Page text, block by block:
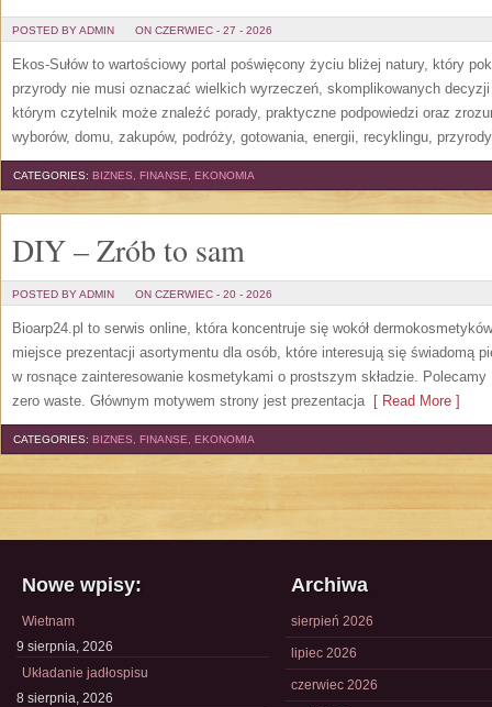
POSTED BY ADMIN ON CZERWIEC - 27 - 2026
Ekos-Sułów to wartościowy portal poświęcony życiu bliżej natury, który
przyrody nie musi oznaczać wielkich wyrzeczeń, skomplikowanych
którym czytelnik może znaleźć porady, praktyczne podpowiedzi oraz
wyborów, domu, zakupów, podróży, gotowania, energii, recyklingu,
CATEGORIES: BIZNES, FINANSE, EKONOMIA
DIY – Zrób to sam
POSTED BY ADMIN ON CZERWIEC - 20 - 2026
Bioarp24.pl to serwis online, która koncentruje się wokół
miejsce prezentacji asortymentu dla osób, które interesują się świadomą
w rosnące zainteresowanie kosmetykami o prostszym składzie. Polecamy
zero waste. Głównym motywem strony jest prezentacja[ Read More ]
CATEGORIES: BIZNES, FINANSE, EKONOMIA
Nowe wpisy:
Wietnam
9 sierpnia, 2026
Układanie jadłospisu
8 sierpnia, 2026
Archiwa
sierpień 2026
lipiec 2026
czerwiec 2026